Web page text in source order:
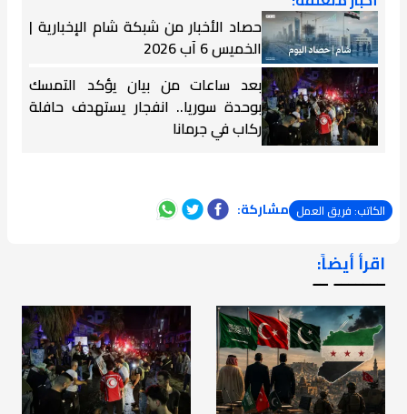
حصاد الأخبار من شبكة شام الإخبارية |
الخميس 6 آب 2026
بعد ساعات من بيان يؤكد التمسك
بوحدة سوريا.. انفجار يستهدف حافلة
ركاب في جرمانا
الكاتب: فريق العمل مشاركة:
اقرأ أيضاً:
ـــــــ ــ